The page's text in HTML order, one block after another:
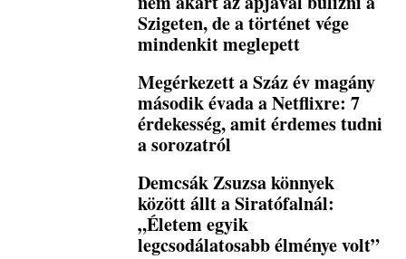
Szigeten, de a történet vége
mindenkit meglepett
Megérkezett a Száz év magány
második évada a Netflixre: 7
érdekesség, amit érdemes tudni
a sorozatról
Demcsák Zsuzsa könnyek
között állt a Siratófalnál:
„Életem egyik
legcsodálatosabb élménye volt”